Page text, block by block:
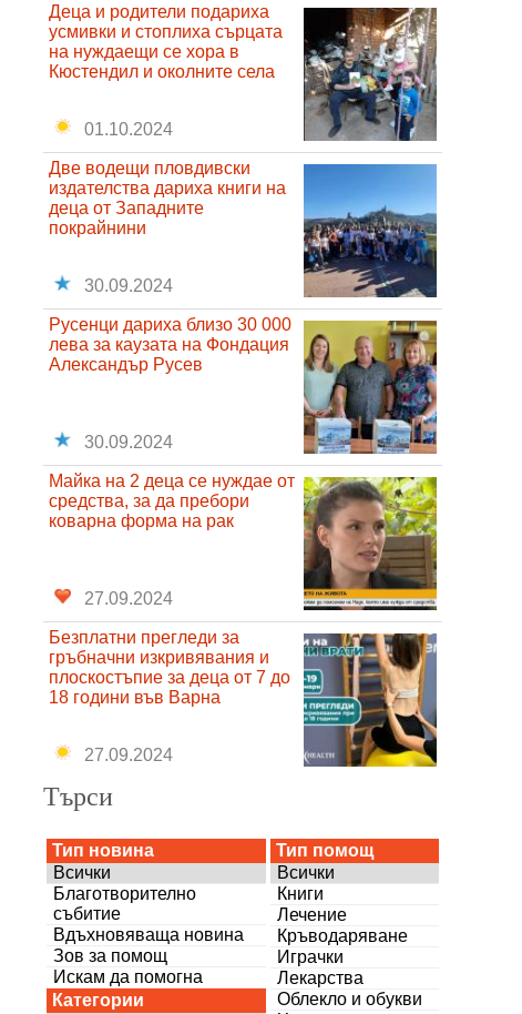
Деца и родители подариха
усмивки и стоплиха сърцата
на нуждаещи се хора в
Кюстендил и околните села
01.10.2024
Две водещи пловдивски
издателства дариха книги на
деца от Западните
покрайнини
30.09.2024
Русенци дариха близо 30 000
лева за каузата на Фондация
Александър Русев
30.09.2024
Майка на 2 деца се нуждае от
средства, за да пребори
коварна форма на рак
27.09.2024
Безплатни прегледи за
гръбначни изкривявания и
плоскостъпие за деца от 7 до
18 години във Варна
27.09.2024
Търси
Тип новина
Всички
Благотворително
събитие
Вдъхновяваща новина
Зов за помощ
Искам да помогна
Категории
Тип помощ
Всички
Книги
Лечение
Кръводаряване
Играчки
Лекарства
Облекло и обукви